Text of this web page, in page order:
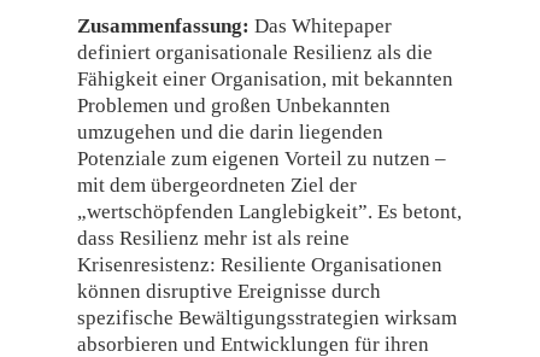
Zusammenfassung:Das Whitepaper
definiert organisationale Resilienz als die
Fähigkeit einer Organisation, mit bekannten
Problemen und großen Unbekannten
umzugehen und die darin liegenden
Potenziale zum eigenen Vorteil zu nutzen –
mit dem übergeordneten Ziel der
„wertschöpfenden Langlebigkeit”. Es betont,
dass Resilienz mehr ist als reine
Krisenresistenz: Resiliente Organisationen
können disruptive Ereignisse durch
spezifische Bewältigungsstrategien wirksam
absorbieren und Entwicklungen für ihren